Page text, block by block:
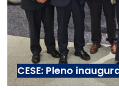
CESE: Pleno